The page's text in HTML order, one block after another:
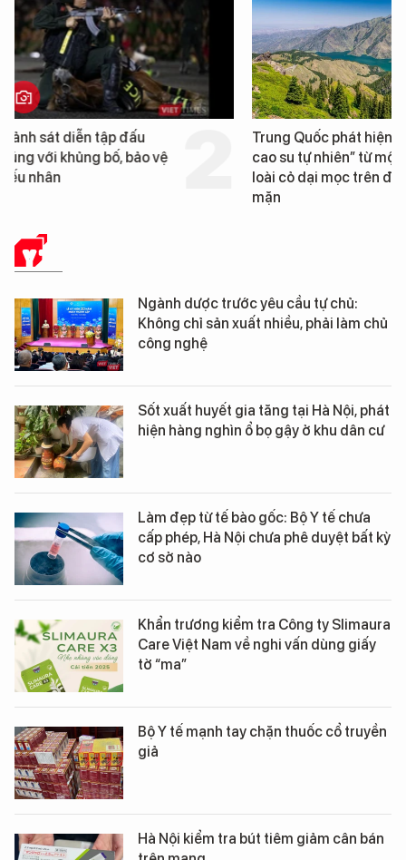
Trung Quốc phát hiện “mỏ
cao su tự nhiên” từ một
loài cỏ dại mọc trên đất
Loạt dự án bất động
Đà Nẵng sắp bị kiểm
Y TẾ
Ngành dược trước yêu cầu tự chủ:
Không chỉ sản xuất nhiều, phải làm chủ
công nghệ
Sốt xuất huyết gia tăng tại Hà Nội, phát
hiện hàng nghìn ổ bọ gậy ở khu dân cư
Làm đẹp từ tế bào gốc: Bộ Y tế chưa
cấp phép, Hà Nội chưa phê duyệt bất kỳ
cơ sở nào
Khẩn trương kiểm tra Công ty Slimaura
Care Việt Nam về nghi vấn dùng giấy
tờ “ma”
Bộ Y tế mạnh tay chặn thuốc cổ truyền
giả
Hà Nội kiểm tra bút tiêm giảm cân bán